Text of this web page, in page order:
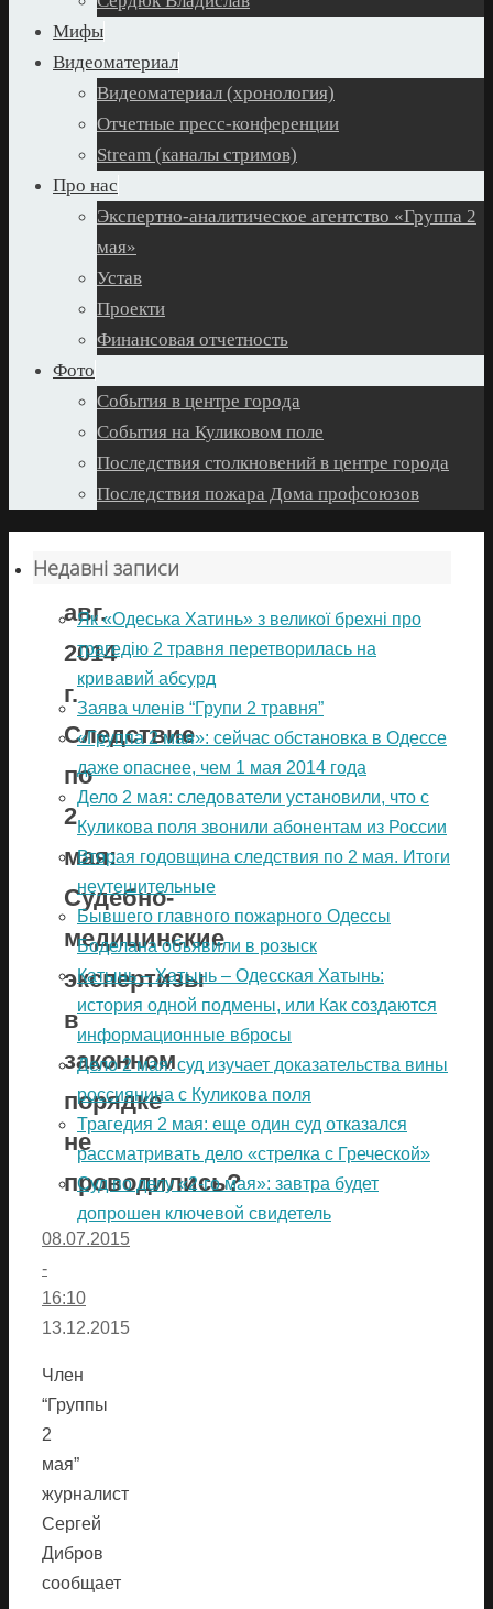
Мифы
Видеоматериал
Видеоматериал (хронология)
Отчетные пресс-конференции
Stream (каналы стримов)
Про нас
Экспертно-аналитическое агентство «Группа 2
мая»
Устав
Проекти
Финансовая отчетность
Фото
События в центре города
События на Куликовом поле
Последствия столкновений в центре города
Последствия пожара Дома профсоюзов
6
авг.
2014
г.
Следствие
по
2
мая:
Судебно-
медицинские
экспертизы
в
законном
порядке
не
проводились?
08.07.2015
-
16:10
13.12.2015
Член
“Группы
2
мая”
журналист
Сергей
Дибров
сообщает
Недавні записи
Як «Одеська Хатинь» з великої брехні про
трагедію 2 травня перетворилась на
кривавий абсурд
Заява членів “Групи 2 травня”
«Группа 2 мая»: сейчас обстановка в Одессе
даже опаснее, чем 1 мая 2014 года
Дело 2 мая: следователи установили, что с
Куликова поля звонили абонентам из России
Вторая годовщина следствия по 2 мая. Итоги
неутешительные
Бывшего главного пожарного Одессы
Боделана объявили в розыск
Катынь – Хатынь – Одесская Хатынь:
история одной подмены, или Как создаются
информационные вбросы
Дело 2 мая: суд изучает доказательства вины
россиянина с Куликова поля
Трагедия 2 мая: еще один суд отказался
рассматривать дело «стрелка с Греческой»
Суд по делу «2-го мая»: завтра будет
допрошен ключевой свидетель